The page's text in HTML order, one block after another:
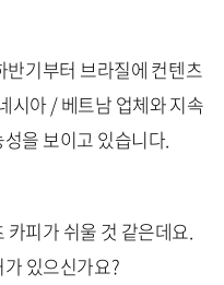
반기부터 브라질에 컨텐츠
시아 / 베트남 업체와 지속
을 보이고 있습니다.
카피가 쉬울 것 같은데요.
있으신가요?